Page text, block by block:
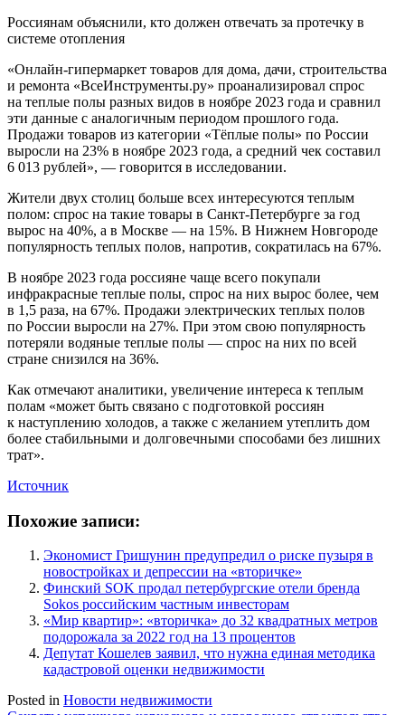
Россиянам объяснили, кто должен отвечать за протечку в
системе отопления
«Онлайн-гипермаркет товаров для дома, дачи, строительства
и ремонта «ВсеИнструменты.ру» проанализировал спрос
на теплые полы разных видов в ноябре 2023 года и сравнил
эти данные с аналогичным периодом прошлого года.
Продажи товаров из категории «‎Тёплые полы» по России
выросли на 23% в ноябре 2023 года, а средний чек составил
6 013 рублей», — говорится в исследовании.
Жители двух столиц больше всех интересуются теплым
полом: спрос на такие товары в Санкт-Петербурге за год
вырос на 40%, а в Москве — на 15%. В Нижнем Новгороде
популярность теплых полов, напротив, сократилась на 67%.
В ноябре 2023 года россияне чаще всего покупали
инфракрасные теплые полы, спрос на них вырос более, чем
в 1,5 раза, на 67%. Продажи электрических теплых полов
по России выросли на 27%. При этом свою популярность
потеряли водяные теплые полы — спрос на них по всей
стране снизился на 36%.
Как отмечают аналитики, увеличение интереса к теплым
полам «может быть связано с подготовкой россиян
к наступлению холодов, а также с желанием утеплить дом
более стабильными и долговечными способами без лишних
трат».
Источник
Похожие записи:
Экономист Гришунин предупредил о риске пузыря в
новостройках и депрессии на «вторичке»
Финский SOK продал петербургские отели бренда
Sokos российским частным инвесторам
«Мир квартир»: «вторичка» до 32 квадратных метров
подорожала за 2022 год на 13 процентов
Депутат Кошелев заявил, что нужна единая методика
кадастровой оценки недвижимости
Posted in Новости недвижимости